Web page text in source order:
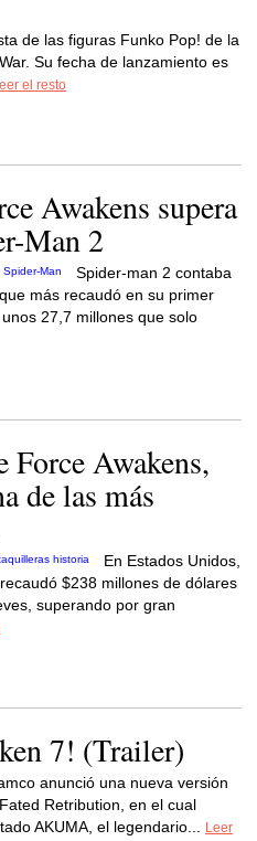
de las figuras Funko Pop! de la
Su fecha de lanzamiento es
el resto
Awakens supera
Man 2
Spider-man 2 contaba
más recaudó en su primer
27,7 millones que solo
Awakens,
de las más
En Estados Unidos,
$238 millones de dólares
superando por gran
7! (Trailer)
anunció una nueva versión
Retribution, en el cual
AKUMA, el legendario...
Leer